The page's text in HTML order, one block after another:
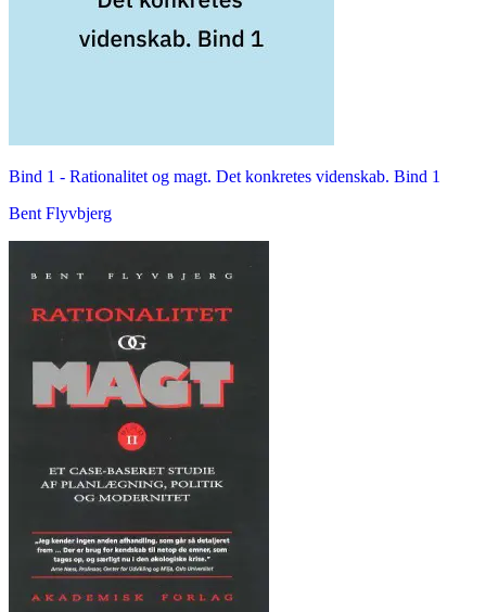
Bind 1 - Rationalitet og magt. Det konkretes videnskab. Bind 1
Bent Flyvbjerg